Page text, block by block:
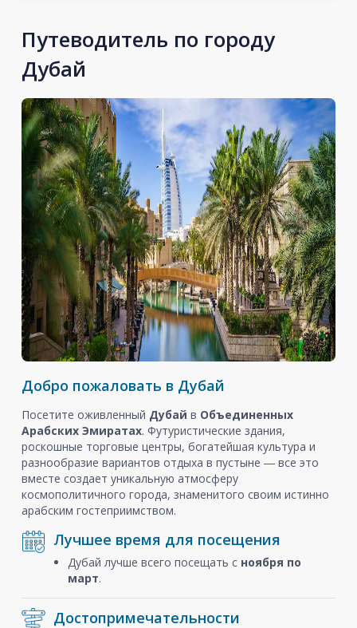
Путеводитель по городу
Дубай
Добро пожаловать в Дубай
Посетите оживленный Дубай в Объединенных
Арабских Эмиратах. Футуристические здания,
роскошные торговые центры, богатейшая культура и
разнообразие вариантов отдыха в пустыне ― все это
вместе создает уникальную атмосферу
космополитичного города, знаменитого своим истинно
арабским гостеприимством.
Лучшее время для посещения
Дубай лучше всего посещать с ноября по
март.
Достопримечательности